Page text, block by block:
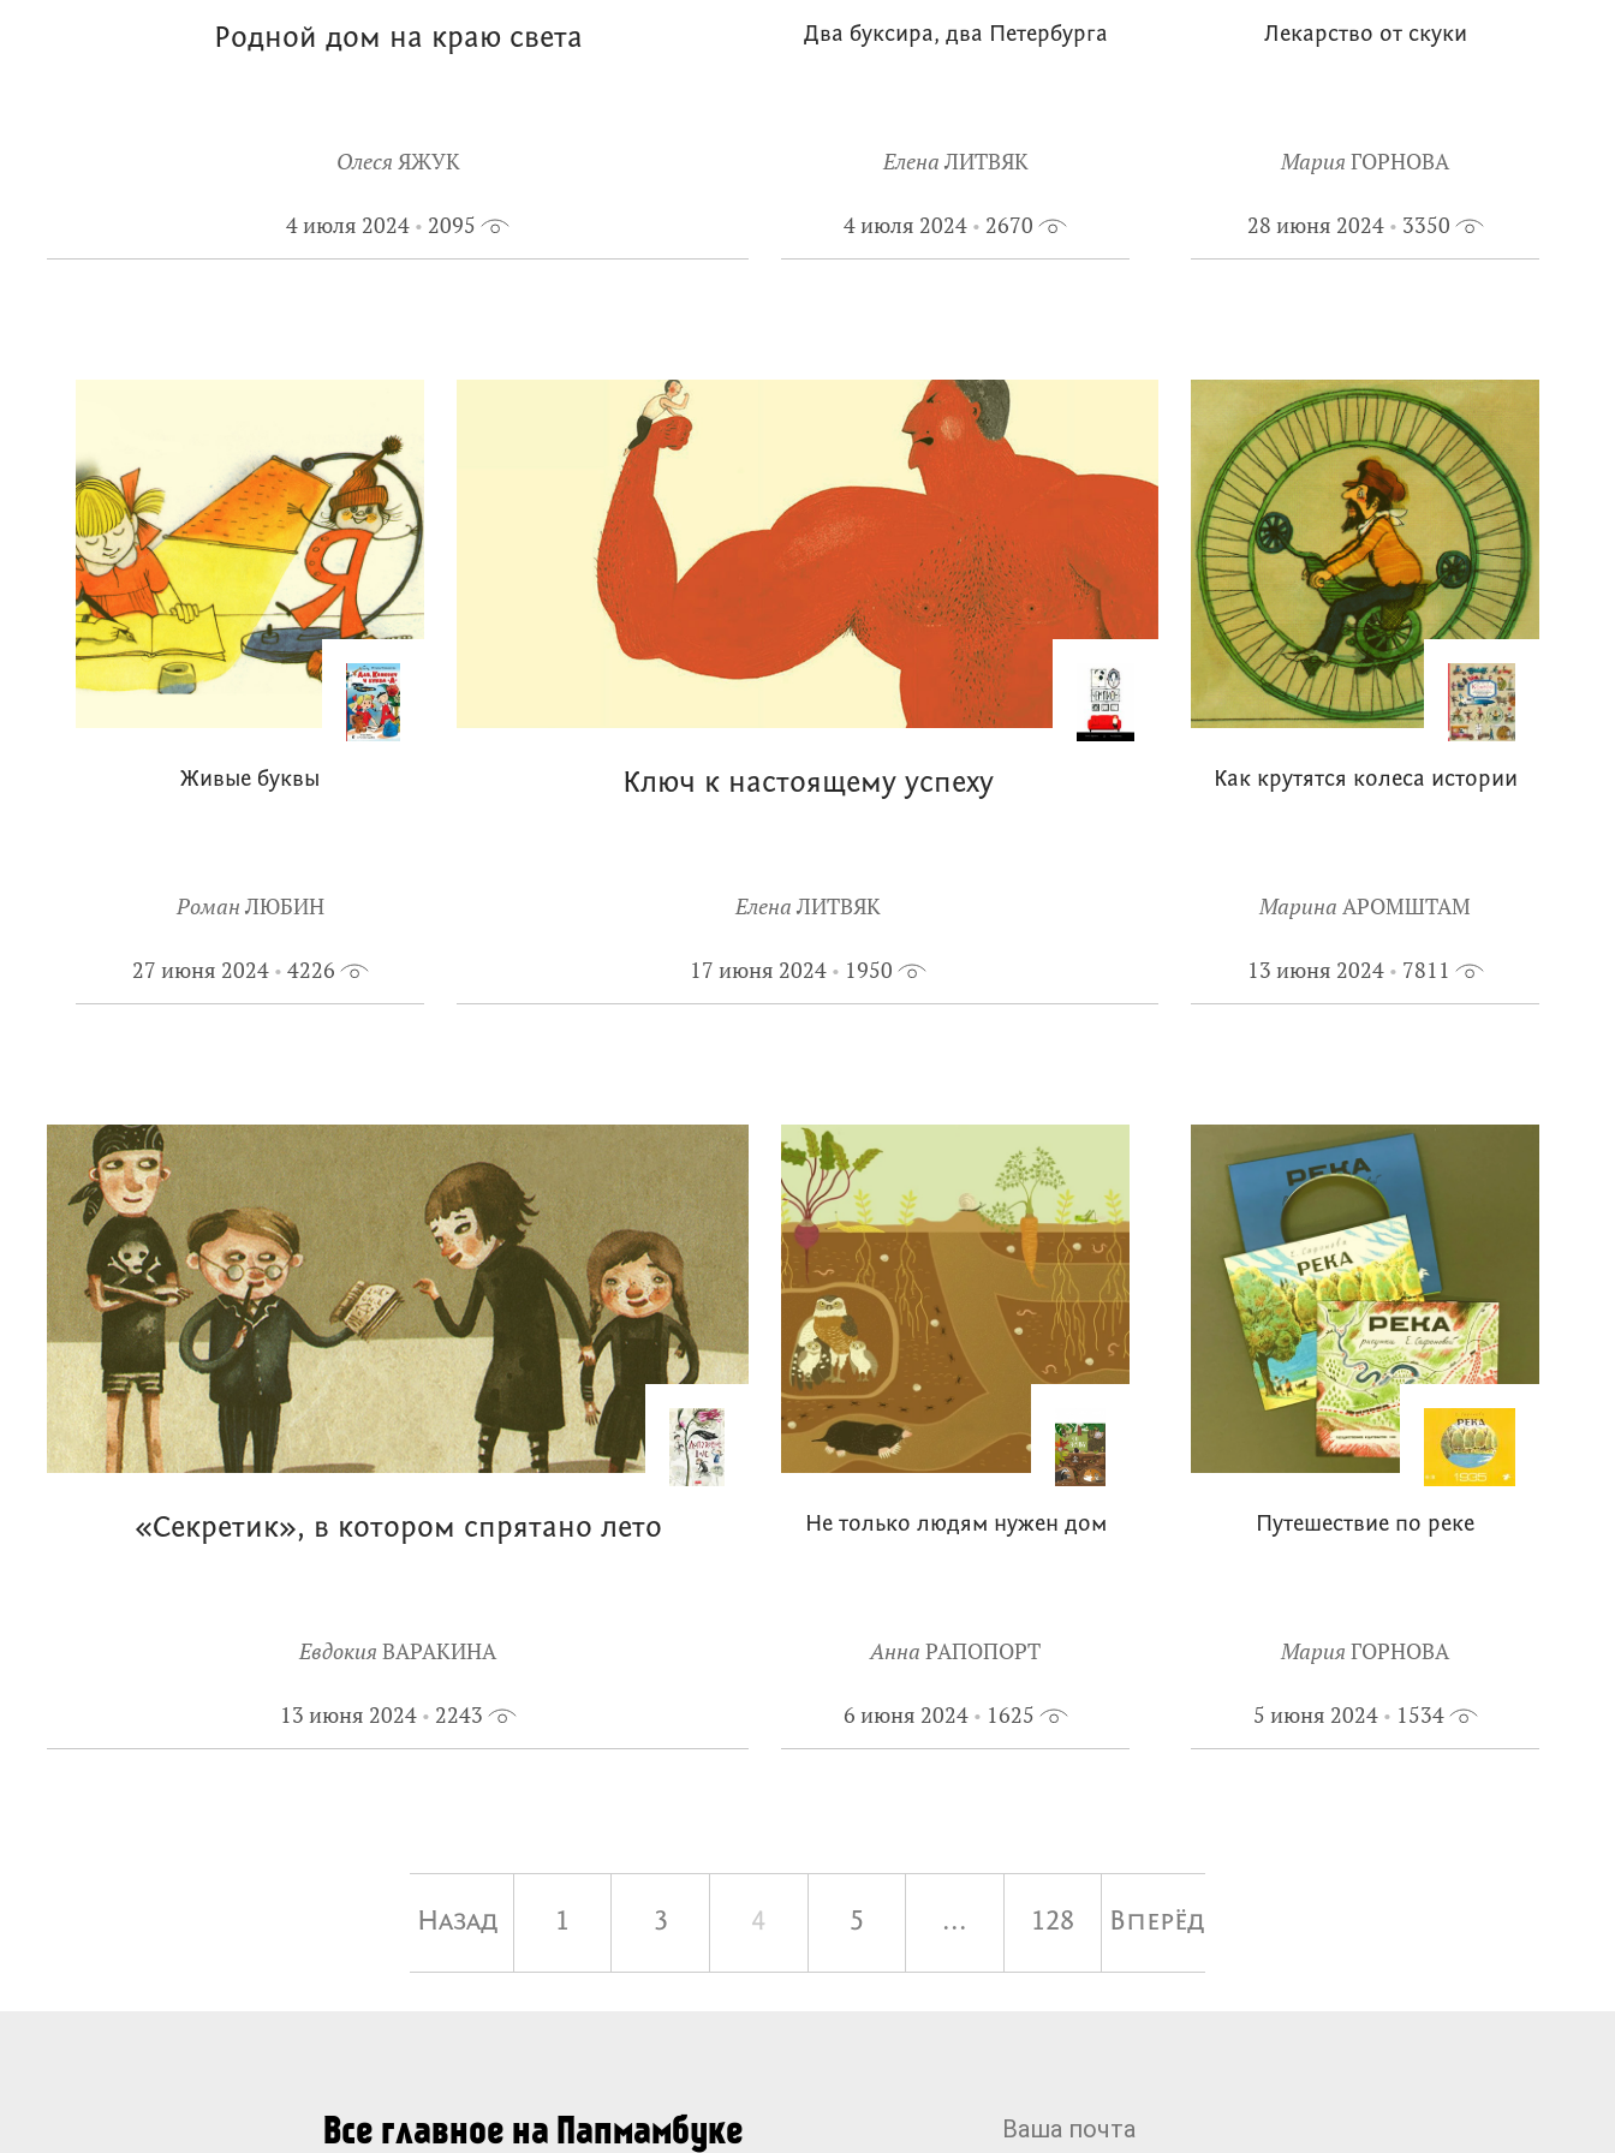
Родной дом на краю света
Олеся ЯЖУК
4 июля 2024 2095
Два буксира, два Петербурга
Елена ЛИТВЯК
4 июля 2024 2670
Лекарство от скуки
Мария ГОРНОВА
28 июня 2024 3350
Живые буквы
Роман ЛЮБИН
27 июня 2024 4226
Ключ к настоящему успеху
Елена ЛИТВЯК
17 июня 2024 1950
Как крутятся колеса истории
Марина АРОМШТАМ
13 июня 2024 7811
«Секретик», в котором спрятано лето
Евдокия ВАРАКИНА
13 июня 2024 2243
Не только людям нужен дом
Анна РАПОПОРТ
6 июня 2024 1625
Путешествие по реке
Мария ГОРНОВА
5 июня 2024 1534
Назад 1 3 4 5 ... 128 Вперёд
Все главное на Папмамбуке